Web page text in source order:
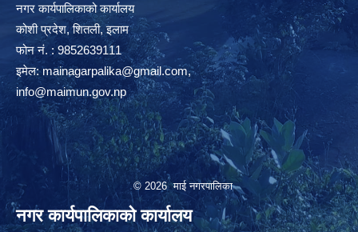
नगर कार्यपालिकाको कार्यालय
कोशी प्रदेश, शितली, इलाम
फोन नं. : 9852639111
इमेल:mainagarpalika@gmail.com,
info@maimun.gov.np
© 2026 माई नगरपालिका
नगर कार्यपालिकाको कार्यालय